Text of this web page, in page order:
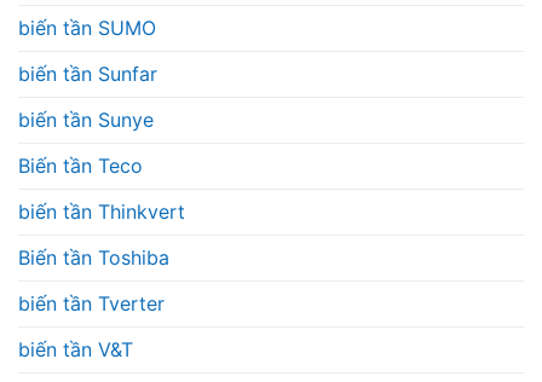
biến tần SUMO
biến tần Sunfar
biến tần Sunye
Biến tần Teco
biến tần Thinkvert
Biến tần Toshiba
biến tần Tverter
biến tần V&T